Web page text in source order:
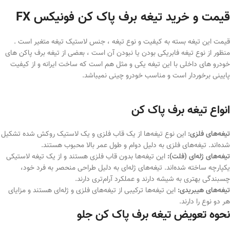
قیمت و خرید تیغه برف پاک کن فونیکس FX
قیمت این تیغه بسته به کیفیت و نوع تیغه ، جنس لاستیک تیغه متغیر است .
منظور از نوع تیغه فابریکی بودن یا نبودن آن است ، بعضی از تیغه برف پاکن های
خودرو های داخلی با این تیغه یکی و مثل هم است که ساخت ایرانه و از کیفیت
پایینی برخوردار است و مناسب خودرو چینی نمیباشد.
انواع تیغه برف پاک کن
تیغه‌های فلزی: این نوع تیغه‌ها از یک قاب فلزی و یک لاستیک روکش شده تشکیل
شده‌اند. تیغه‌های فلزی به دلیل دوام و طول عمر بالا محبوب هستند.
تیغه‌های ژله‌ای (فلت): این تیغه‌ها بدون قاب فلزی هستند و از یک تیغه لاستیکی
یکپارچه ساخته شده‌اند. تیغه‌های ژله‌ای به دلیل طراحی منحصر به فرد خود،
چسبندگی بهتری به شیشه دارند و عملکرد آرام‌تری دارند.
تیغه‌های هیبریدی: این تیغه‌ها ترکیبی از تیغه‌های فلزی و ژله‌ای هستند و مزایای
هر دو نوع را دارند.
نحوه تعویض تیغه برف پاک کن جلو